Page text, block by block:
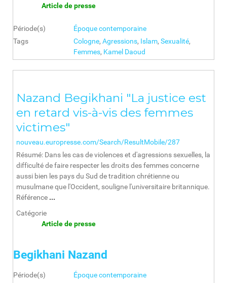
Article de presse
Période(s)
Époque contemporaine
Tags
Cologne, Agressions, Islam, Sexualité,
Femmes, Kamel Daoud
Nazand Begikhani "La justice est
en retard vis-à-vis des femmes
victimes"
nouveau.europresse.com/Search/ResultMobile/287
Résumé: Dans les cas de violences et d'agressions sexuelles, la
difficulté de faire respecter les droits des femmes concerne
aussi bien les pays du Sud de tradition chrétienne ou
musulmane que l'Occident, souligne l'universitaire britannique.
Référence ...
Catégorie
Article de presse
Begikhani Nazand
Période(s)
Époque contemporaine